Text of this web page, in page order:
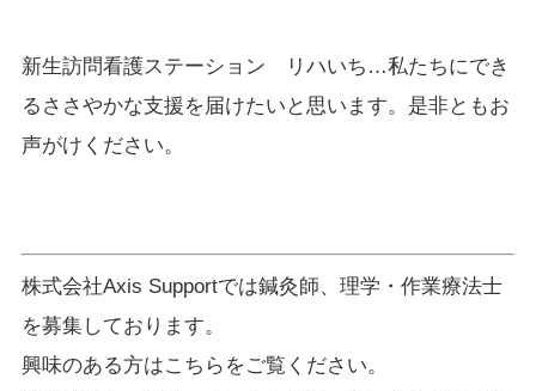
新生訪問看護ステーション リハいち…私たちにでき
るささやかな支援を届けたいと思います。是非ともお
声がけください。
株式会社Axis Supportでは鍼灸師、理学・作業療法士
を募集しております。
興味のある方はこちら をご覧ください。